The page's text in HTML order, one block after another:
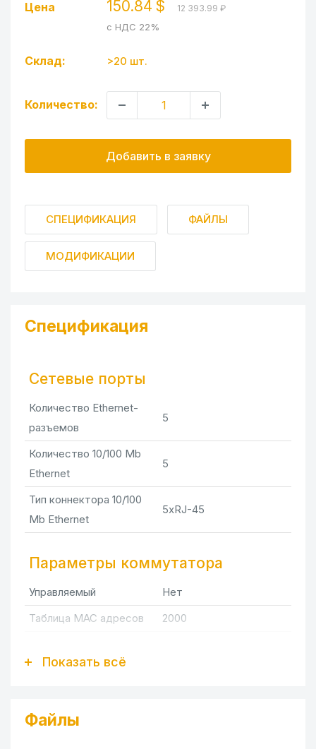
Цена 150.84 $ 12 393.99 ₽
с НДС 22%
Склад: >20 шт.
Количество:
Добавить в заявку
СПЕЦИФИКАЦИЯ ФАЙЛЫ
МОДИФИКАЦИИ
Спецификация
Сетевые порты
Количество Ethernet-
разъемов
5
Количество 10/100 Mb
Ethernet
5
Тип коннектора 10/100
Mb Ethernet
5xRJ-45
Параметры коммутатора
Управляемый
Нет
Таблица MAC адресов
2000
Стандарты IEEE
Показать всё
Файлы